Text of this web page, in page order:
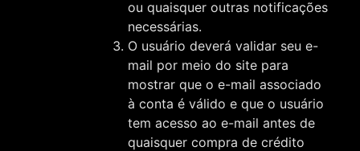
ou quaisquer outras notificações
necessárias.
O usuário deverá validar seu e-
mail por meio do site para
mostrar que o e-mail associado
à conta é válido e que o usuário
tem acesso ao e-mail antes de
quaisquer compra de crédito